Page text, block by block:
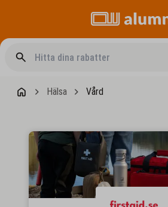
Hälsa Vård